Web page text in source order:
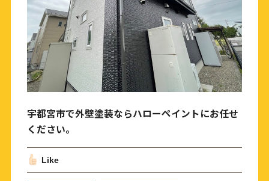
宇都宮市で外壁塗装ならハローペイントにお任せ
ください。
Like